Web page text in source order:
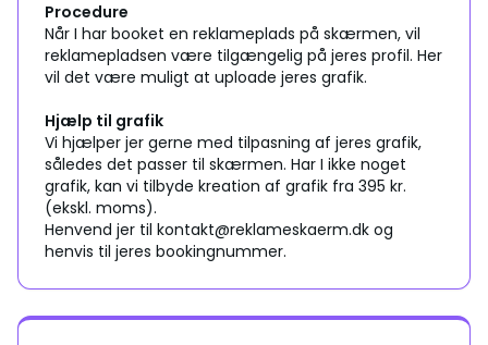
Procedure
Når I har booket en reklameplads på skærmen, vil
reklamepladsen være tilgængelig på jeres profil. Her
vil det være muligt at uploade jeres grafik.
Hjælp til grafik
Vi hjælper jer gerne med tilpasning af jeres grafik,
således det passer til skærmen. Har I ikke noget
grafik, kan vi tilbyde kreation af grafik fra 395 kr.
(ekskl. moms).
Henvend jer til kontakt@reklameskaerm.dk og
henvis til jeres bookingnummer.